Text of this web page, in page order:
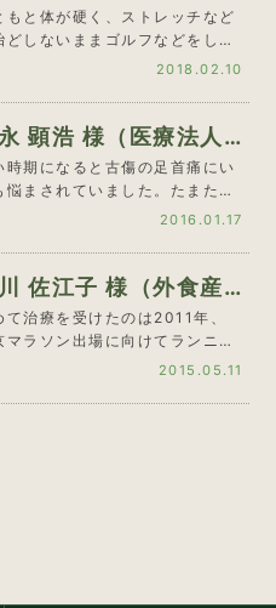
社 部長）
もと体が硬く、ストレッチなど
どしないままゴルフなどをして
した。仕事で外を歩き続けるこ
2018.02.10
顕浩 様（医療法人
有希会 まつなが歯
理事長）
時期になると古傷の足首痛にい
悩まされていました。たまたま
の集まりで七條先生と知り合い
2016.01.17
佐江子 様（外食産
教育担当）
て治療を受けたのは2011年、
マラソン出場に向けてランニン
励んでいた時のこと、左足首の
2015.05.11